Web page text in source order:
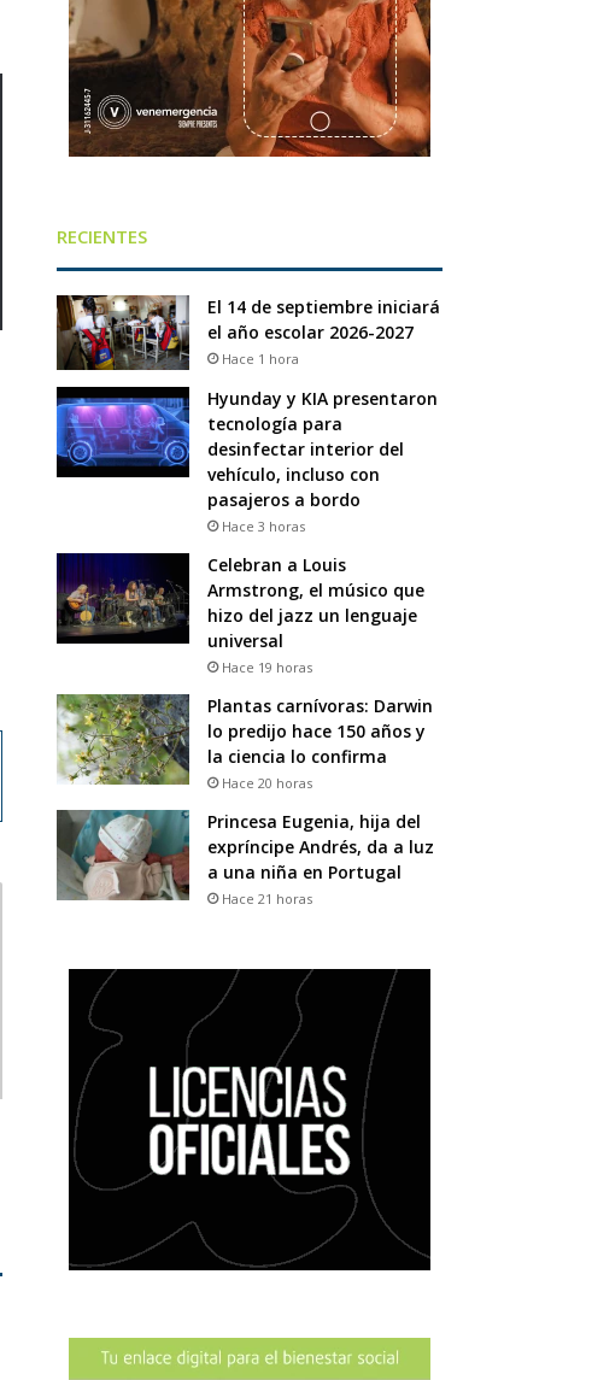
RECIENTES
El 14 de septiembre iniciará
el año escolar 2026-2027
Hace 1 hora
Hyunday y KIA presentaron
tecnología para
desinfectar interior del
vehículo, incluso con
pasajeros a bordo
Hace 3 horas
Celebran a Louis
Armstrong, el músico que
hizo del jazz un lenguaje
universal
Hace 19 horas
Plantas carnívoras: Darwin
lo predijo hace 150 años y
la ciencia lo confirma
Hace 20 horas
Princesa Eugenia, hija del
expríncipe Andrés, da a luz
a una niña en Portugal
Hace 21 horas